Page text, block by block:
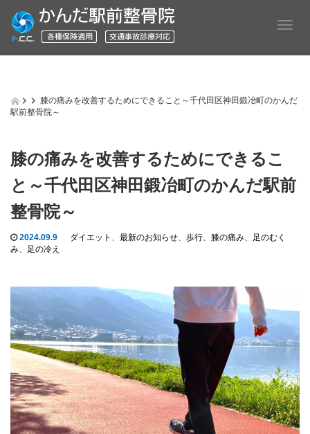
T
g
e
a
t
膝の痛みを改善するためにできること～千代田区神田鍛冶町のかんだ
駅前整骨院～
膝の痛みを改善するためにできるこ
と～千代田区神田鍛冶町のかんだ駅前
整骨院～
2024.09.9 ダイエット 、 最新のお知らせ、 歩行、 膝の痛み、 足のむく
み、 足の冷え